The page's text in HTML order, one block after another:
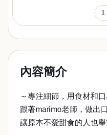
1
內容簡介
～專注細節，用食材和
跟著marimo老師，做出
讓原本不愛甜食的人也舉